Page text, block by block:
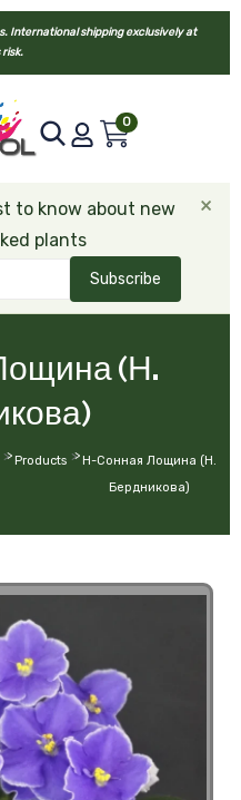
International shipping exclusively at
risk.
0
to know about new
plants
Subscribe
×
(Н.
> Products > Н-Сонная Лощина (Н.
Бердникова)